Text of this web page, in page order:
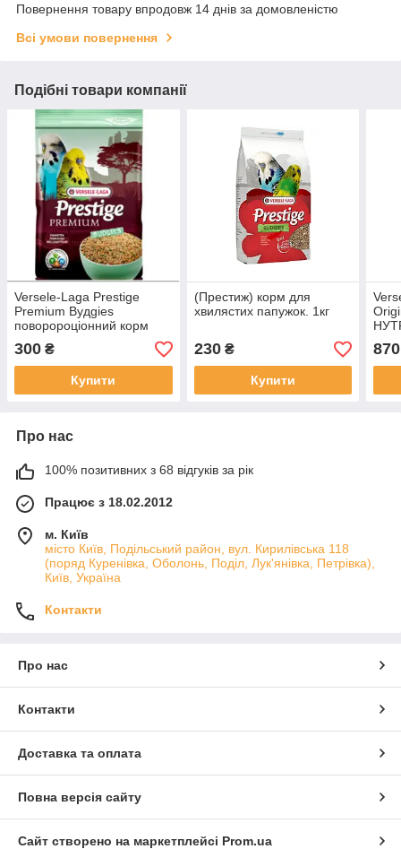
Повернення товару впродовж 14 днів за домовленістю
Всі умови повернення
Подібні товари компанії
Versele-Laga Prestige
Premium Вудgies
поворороціонний корм
для хвілястих папуг 800 г
300 ₴
Купити
(Престиж) корм для
хвилястих папужок. 1кг
230₴
Купити
870
Про нас
100% позитивних з 68 відгуків за рік
Працює з 18.02.2012
м. Київ
місто Київ, Подільський район, вул. Кирилівська 118
(поряд Куренівка, Оболонь, Поділ, Лук'янівка, Петрівка),
Київ, Україна
Контакти
Про нас
Контакти
Доставка та оплата
Повна версія сайту
Сайт створено на маркетплейсі Prom.ua